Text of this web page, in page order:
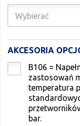
Wybierać
AKCESORIA
B106 =
zastosowań
temperatura
bar.